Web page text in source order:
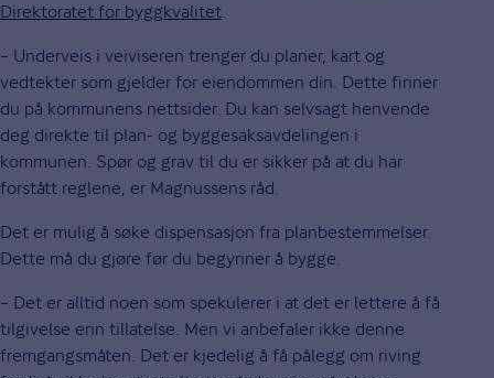
Direktoratet for byggkvalitet.
– Underveis i veiviseren trenger du planer, kart og
vedtekter som gjelder for eiendommen din. Dette finner
du på kommunens nettsider. Du kan selvsagt henvende
deg direkte til plan- og byggesaksavdelingen i
kommunen. Spør og grav til du er sikker på at du har
forstått reglene, er Magnussens råd.
­Det er mulig å søke dispensasjon fra planbestemmelser.
Dette må du gjøre før du begynner å bygge.
– Det er alltid noen som spekulerer i at det er lettere å få
tilgivelse enn tillatelse. Men vi anbefaler ikke denne
fremgangsmåten. Det er kjedelig å få pålegg om riving